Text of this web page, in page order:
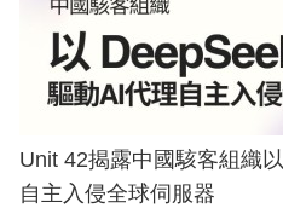
Unit 42揭露中國駭客組織
自主入侵全球伺服器